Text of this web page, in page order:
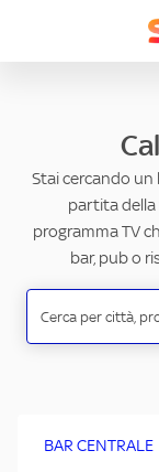
Stai cercando un
partita
programma TV
bar, pub o
BAR CENTRALE